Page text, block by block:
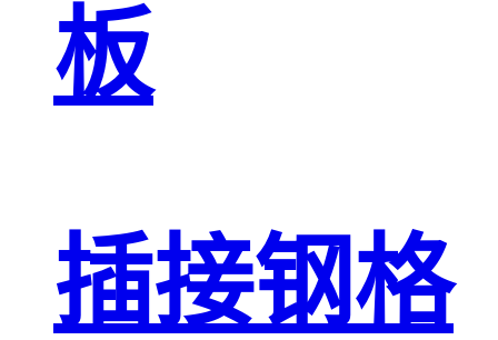
板
插接钢格